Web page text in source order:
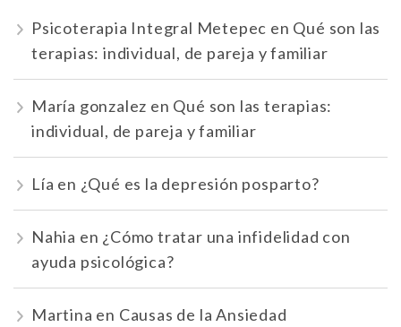
Psicoterapia Integral Metepec en Qué son las
terapias: individual, de pareja y familiar
María gonzalez en Qué son las terapias:
individual, de pareja y familiar
Lía en ¿Qué es la depresión posparto?
Nahia en ¿Cómo tratar una infidelidad con
ayuda psicológica?
Martina en Causas de la Ansiedad